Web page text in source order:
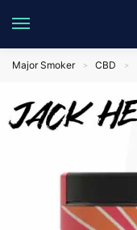
Major Smoker > CBD >